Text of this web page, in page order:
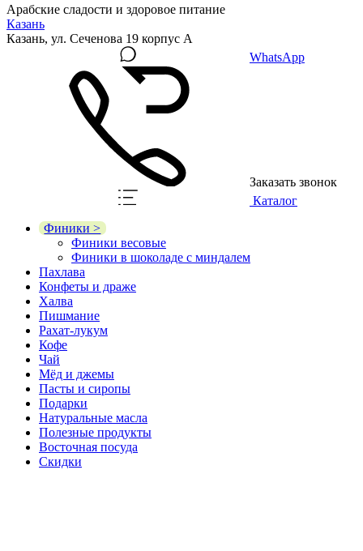
Арабские сладости и здоровое питание
Казань
Казань, ул. Сеченова 19 корпус А
WhatsApp
Заказать звонок
Каталог
Финики >
Финики весовые
Финики в шоколаде с миндалем
Пахлава
Конфеты и драже
Халва
Пишмание
Рахат-лукум
Кофе
Чай
Мёд и джемы
Пасты и сиропы
Подарки
Натуральные масла
Полезные продукты
Восточная посуда
Скидки